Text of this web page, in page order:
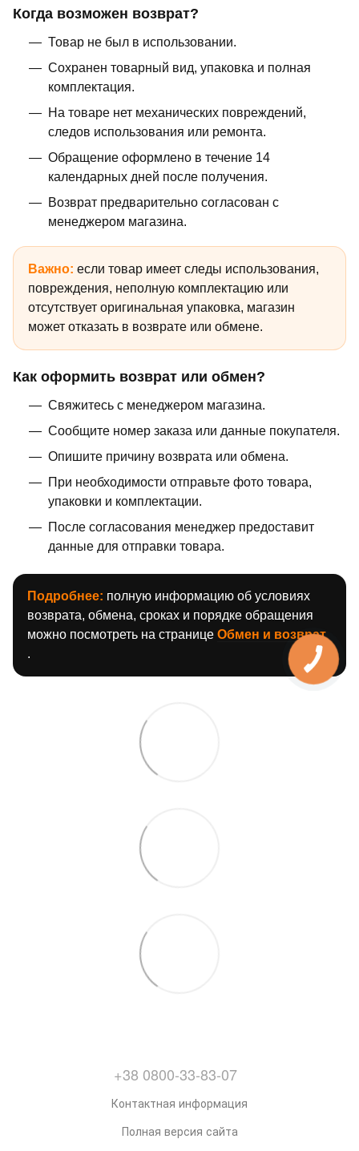
Когда возможен возврат?
Товар не был в использовании.
Сохранен товарный вид, упаковка и полная
комплектация.
На товаре нет механических повреждений,
следов использования или ремонта.
Обращение оформлено в течение 14
календарных дней после получения.
Возврат предварительно согласован с
менеджером магазина.
Важно: если товар имеет следы использования,
повреждения, неполную комплектацию или
отсутствует оригинальная упаковка, магазин
может отказать в возврате или обмене.
Как оформить возврат или обмен?
Свяжитесь с менеджером магазина.
Сообщите номер заказа или данные покупателя.
Опишите причину возврата или обмена.
При необходимости отправьте фото товара,
упаковки и комплектации.
После согласования менеджер предоставит
данные для отправки товара.
Подробнее: полную информацию об условиях
возврата, обмена, сроках и порядке обращения
можно посмотреть на странице Обмен и возврат
.
+38 0800-33-83-07
Контактная информация
Полная версия сайта